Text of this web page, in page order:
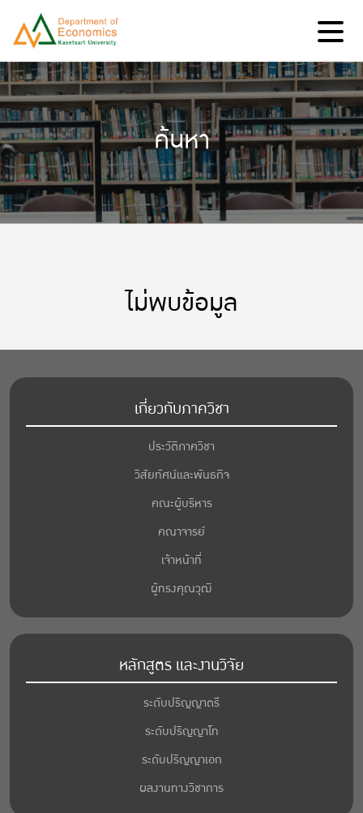
ค้นหา
ไม่พบข้อมูล
เกี่ยวกับภาควิชา
ประวัติภาควิชา
วิสัยทัศน์และพันธกิจ
คณะผู้บริหาร
คณาจารย์
เจ้าหน้าที่
ผู้ทรงคุณวุฒิ
หลักสูตร และงานวิจัย
ระดับปริญญาตรี
ระดับปริญญาโท
ระดับปริญญาเอก
ผลงานทางวิชาการ